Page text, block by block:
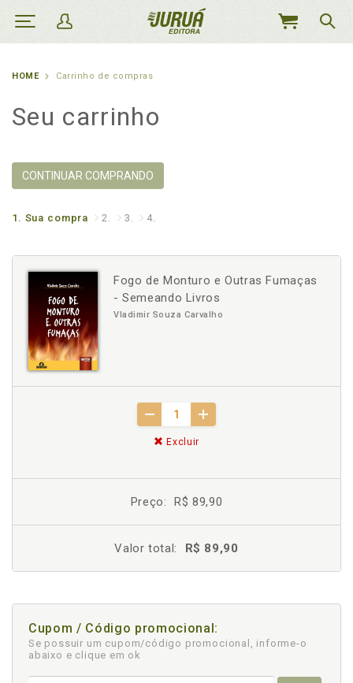
MEU
HOME Carrinho de compras
Seu carrinho
CONTINUAR COMPRANDO
1. Sua compra 2. 3. 4.
Fogo de Monturo e Outras Fumaças
- Semeando Livros
Vladimir Souza Carvalho
Excluir
Preço: R$ 89,90
Valor total: R$ 89,90
Cupom / Código promocional:
Se possuir um cupom/código promocional, informe-o
abaixo e clique em ok